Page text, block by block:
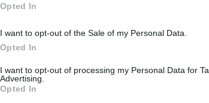
Opted In
I want to opt-out of the Sale of my Personal Data.
Opted In
I want to opt-out of processing my Personal Data for
Advertising.
Opted In
Valentin Furtună, acuzat că şi-a
a-i lua averea
agravate, rele tratamente și
ani, a fost condamnat definitiv. Ultima
a fost respinsă, iar sentința a devenit